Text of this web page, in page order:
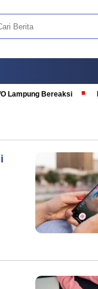
Lampung Bereaksi